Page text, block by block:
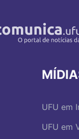
UFU em
UFU em